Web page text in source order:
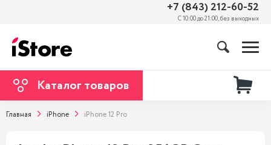
+7 (843) 212-60-52
С 10:00 до 21:00, без выходных
Каталог товаров
Главная iPhone iPhone 12 Pro